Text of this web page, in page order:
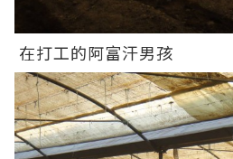
在打工的阿富汗男孩